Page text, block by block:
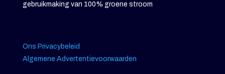
gebruikmaking van 100% groene stroom
Ons Privacybeleid
Algemene Advertentievoorwaarden